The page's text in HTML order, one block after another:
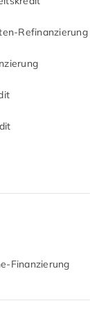
Refinanzierung
Finanzierung